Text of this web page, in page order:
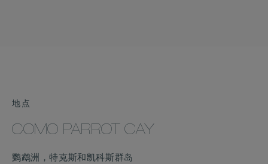
地点
COMO PARROT CAY
鹦鹉洲，特克斯和凯科斯群岛